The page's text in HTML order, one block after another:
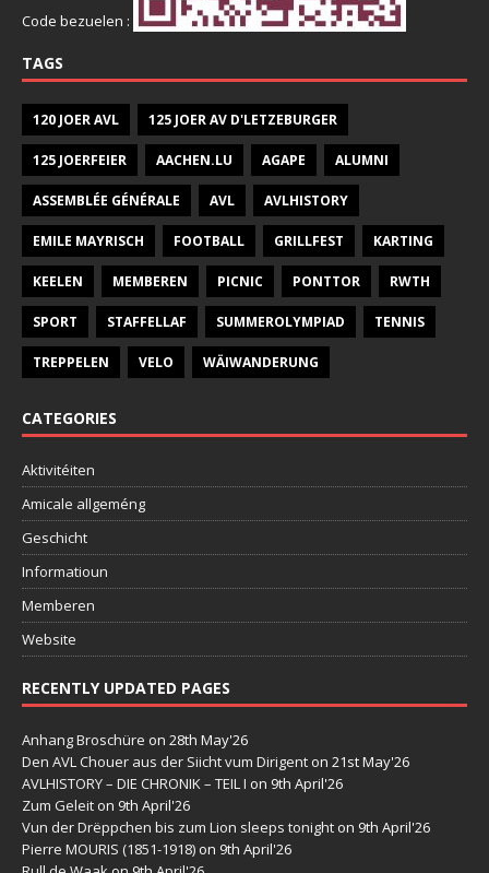
Code bezuelen :
TAGS
120 JOER AVL 125 JOER AV D'LETZEBURGER
125 JOERFEIER AACHEN.LU AGAPE ALUMNI
ASSEMBLÉE GÉNÉRALE AVL AVLHISTORY
EMILE MAYRISCH FOOTBALL GRILLFEST KARTING
KEELEN MEMBEREN PICNIC PONTTOR RWTH
SPORT STAFFELLAF SUMMEROLYMPIAD TENNIS
TREPPELEN VELO WÄIWANDERUNG
CATEGORIES
Aktivitéiten
Amicale allgeméng
Geschicht
Informatioun
Memberen
Website
RECENTLY UPDATED PAGES
Anhang Broschüre on 28th May'26
Den AVL Chouer aus der Siicht vum Dirigent on 21st May'26
AVLHISTORY – DIE CHRONIK – TEIL I on 9th April'26
Zum Geleit on 9th April'26
Vun der Drëppchen bis zum Lion sleeps tonight on 9th April'26
Pierre MOURIS (1851-1918) on 9th April'26